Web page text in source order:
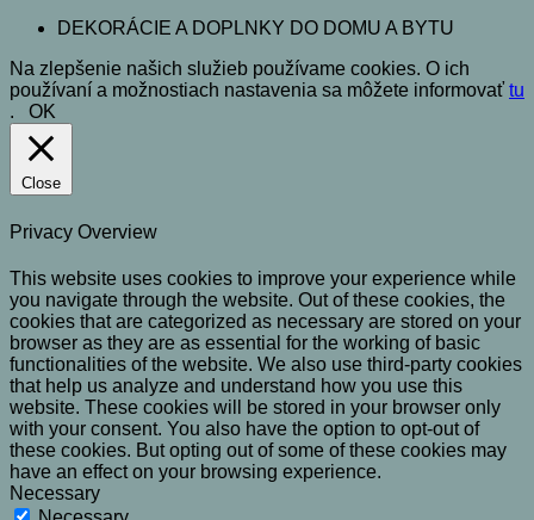
DEKORÁCIE A DOPLNKY DO DOMU A BYTU
Na zlepšenie našich služieb používame cookies. O ich
používaní a možnostiach nastavenia sa môžete informovať tu
. OK
Close
Privacy Overview
This website uses cookies to improve your experience while
you navigate through the website. Out of these cookies, the
cookies that are categorized as necessary are stored on your
browser as they are as essential for the working of basic
functionalities of the website. We also use third-party cookies
that help us analyze and understand how you use this
website. These cookies will be stored in your browser only
with your consent. You also have the option to opt-out of
these cookies. But opting out of some of these cookies may
have an effect on your browsing experience.
Necessary